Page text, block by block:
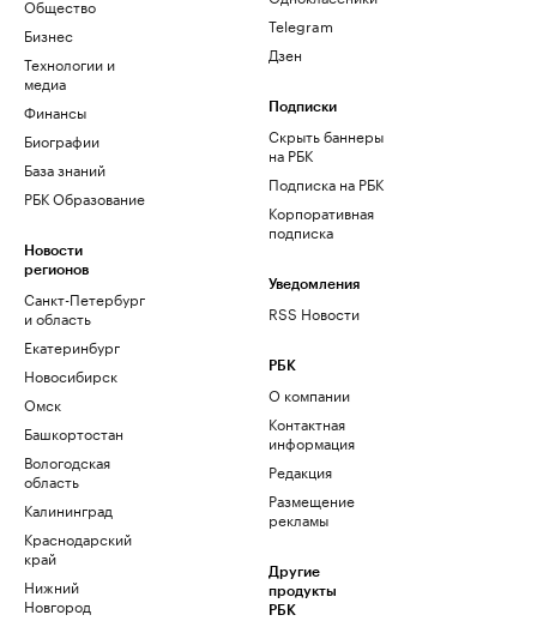
Общество
Бизнес
Технологии и
медиа
Финансы
Биографии
База знаний
РБК Образование
Новости
регионов
Санкт-Петербург
и область
Екатеринбург
Новосибирск
Омск
Башкортостан
Вологодская
область
Калининград
Краснодарский
край
Нижний
Новгород
Telegram
Дзен
Подписки
Скрыть баннеры
на РБК
Подписка на РБК
Корпоративная
подписка
Уведомления
RSS Новости
РБК
О компании
Контактная
информация
Редакция
Размещение
рекламы
Другие
продукты
РБК